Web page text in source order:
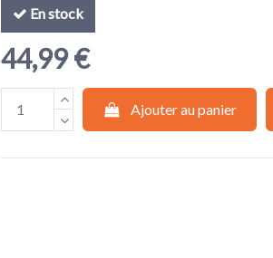
En stock
44,99 €
Ajouter au panier